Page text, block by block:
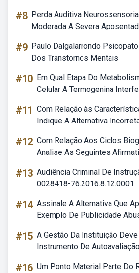
#8 Perda Auditiva
Moderada A Severa
#9 Paulo Dalgalarrondo
Dos Transtornos Mentais
#10 Em Qual Etapa Do
Celular A Termogenina
#11 Com Relação às
Indique A Alternativa
#12 Com Relação Aos Ciclos
Analise As Seguintes
#13 Audiência Criminal De
0028418-76.2016.8.12.0001
#14 Assinale A Alternativa Que
Exemplo De Publicidade
#15 A Gestão Da Instituição
Instrumento De Autoavaliação
#16 Um Ponto Material Parte Do